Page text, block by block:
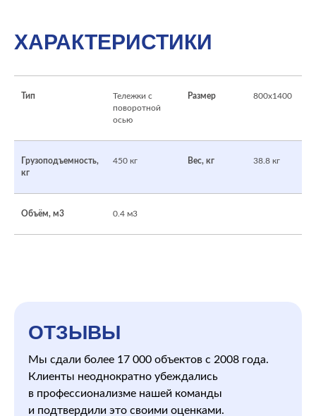
ХАРАКТЕРИСТИКИ
Тип
Тележки с
поворотной
осью
Размер 800х1400
Грузоподъемность,
кг
450 кг Вес, кг 38.8 кг
Объём, м3 0.4 м3
ОТЗЫВЫ
Мы сдали более 17 000 объектов с 2008 года.
Клиенты неоднократно убеждались
в профессионализме нашей команды
и подтвердили это своими оценками.